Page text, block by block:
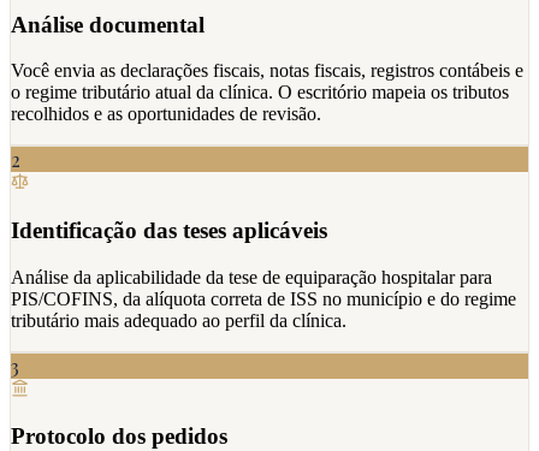
Análise documental
Você envia as declarações fiscais, notas fiscais, registros contábeis e
o regime tributário atual da clínica. O escritório mapeia os tributos
recolhidos e as oportunidades de revisão.
2
Identificação das teses aplicáveis
Análise da aplicabilidade da tese de equiparação hospitalar para
PIS/COFINS, da alíquota correta de ISS no município e do regime
tributário mais adequado ao perfil da clínica.
3
Protocolo dos pedidos